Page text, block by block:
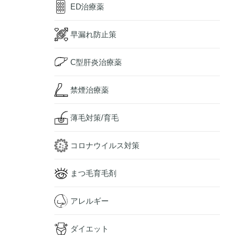
ED治療薬
早漏れ防止策
C型肝炎治療薬
禁煙治療薬
薄毛対策/育毛
コロナウイルス対策
まつ毛育毛剤
アレルギー
ダイエット